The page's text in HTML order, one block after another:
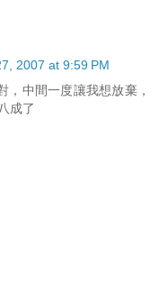
2007 at 9:59 PM
，中間一度讓我想放棄，
成了